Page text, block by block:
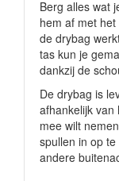
Berg alles wat
hem af met
de drybag
tas kun je
dankzij de
De drybag is
afhankelijk van
mee wilt
spullen in op
andere